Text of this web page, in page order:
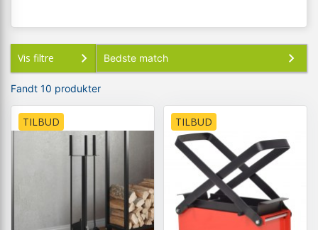
Vis filtre
Fandt 10 produkter
TILBUD TILBUD